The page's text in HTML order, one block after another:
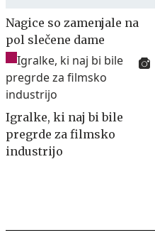
Nagice so zamenjale na
pol slečene dame
Igralke, ki naj bi bile
pregrde za filmsko
industrijo